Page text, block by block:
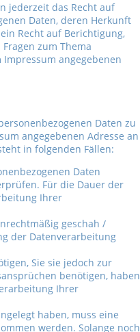
jederzeit das Recht auf
Daten, deren Herkunft
Recht auf Berichtigung,
zum Thema
angegebenen
Daten zu
angegebenen Adresse an
in folgenden Fällen:
Daten
Für die Dauer der
Ihrer
geschah /
der Datenverarbeitung
Sie sie jedoch zur
benötigen, haben
Ihrer
haben, muss eine
werden. Solange noch